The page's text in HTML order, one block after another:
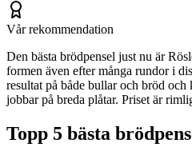
Vår rekommendation
Den bästa brödpensel just nu är
formen även efter många rundor i
resultat på både bullar och bröd och
jobbar på breda plåtar. Priset är
Topp 5 bästa